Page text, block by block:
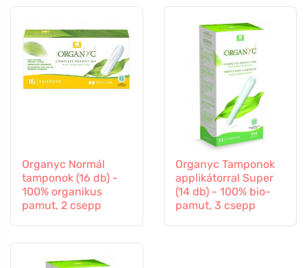
Organyc Normál
tamponok (16 db) -
100% organikus
pamut, 2 csepp
Organyc Tamponok
applikátorral Super
(14 db) - 100% bio-
pamut, 3 csepp